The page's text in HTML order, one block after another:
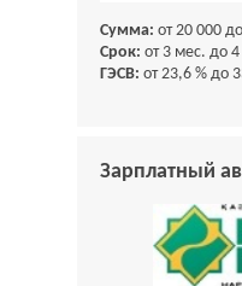
Сумма: от 20 000
Срок: от 3 мес. до 4
ГЭСВ: от 23,6 % до
Зарплатный